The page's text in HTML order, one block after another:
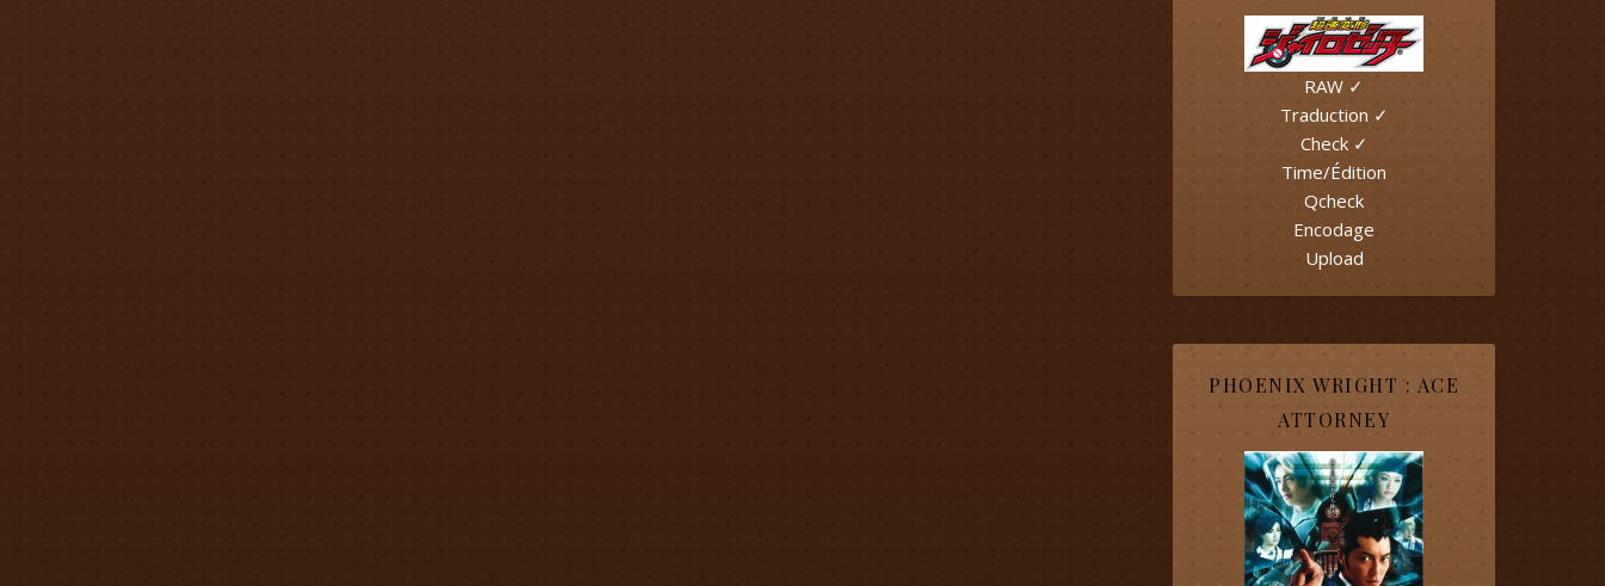
RAW ✓
Traduction ✓
Check ✓
Time/Édition
Qcheck
Encodage
Upload
PHOENIX WRIGHT : ACE
ATTORNEY